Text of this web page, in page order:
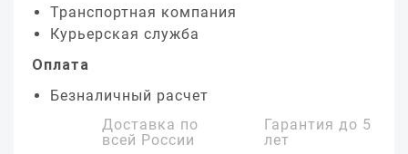
Транспортная компания
Курьерская служба
Оплата
Безналичный расчет
Доставка по
всей России
Гарантия до 5
лет